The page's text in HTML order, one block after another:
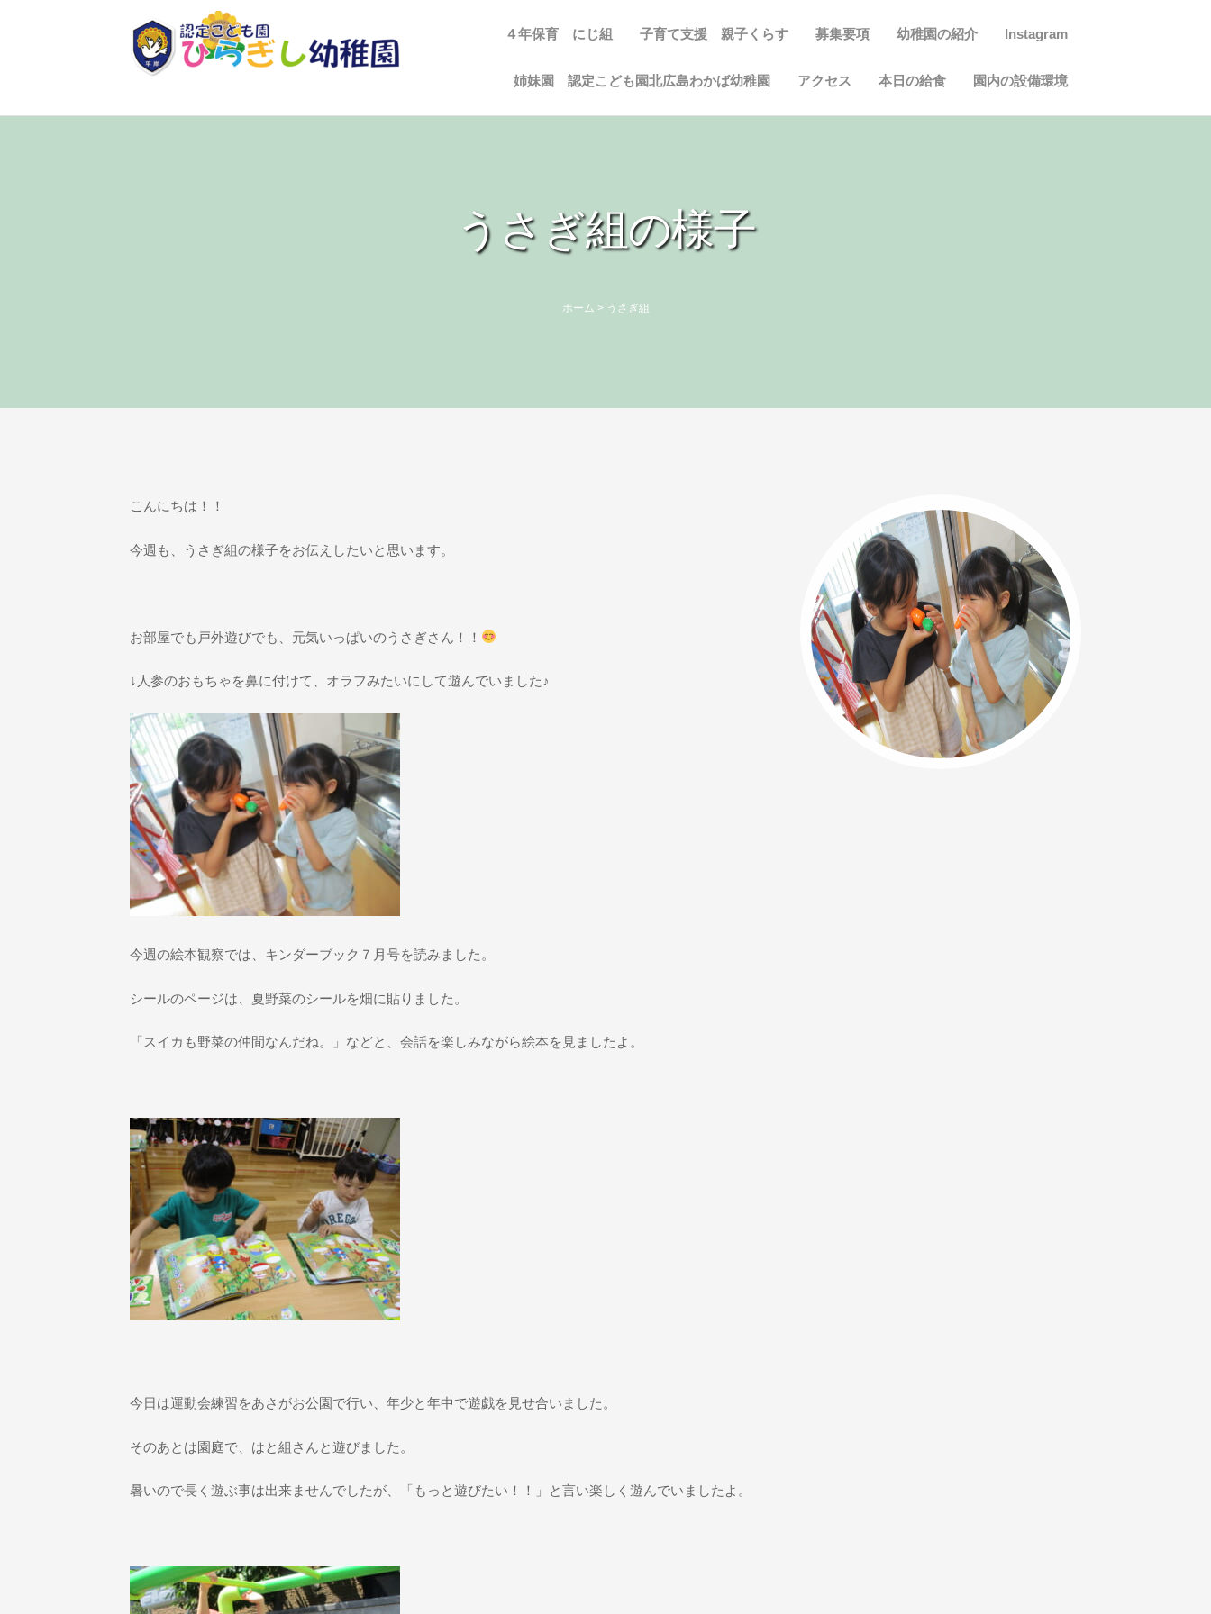
Instagram
幼稚園の紹介
募集要項
子育て支援 親子くらす
４年保育 にじ組
園内の設備環境
本日の給食
アクセス
姉妹園 認定こども園北広島わかば幼稚園
うさぎ組の様子
ホーム > うさぎ組
こんにちは！！
今週も、うさぎ組の様子をお伝えしたいと思います。
お部屋でも戸外遊びでも、元気いっぱいのうさぎさん！！
↓人参のおもちゃを鼻に付けて、オラフみたいにして遊んでいました♪
今週の絵本観察では、キンダーブック７月号を読みました。
シールのページは、夏野菜のシールを畑に貼りました。
「スイカも野菜の仲間なんだね。」などと、会話を楽しみながら絵本を見ましたよ。
今日は運動会練習をあさがお公園で行い、年少と年中で遊戯を見せ合いました。
そのあとは園庭で、はと組さんと遊びました。
暑いので長く遊ぶ事は出来ませんでしたが、「もっと遊びたい！！」と言い楽しく遊んでいましたよ。